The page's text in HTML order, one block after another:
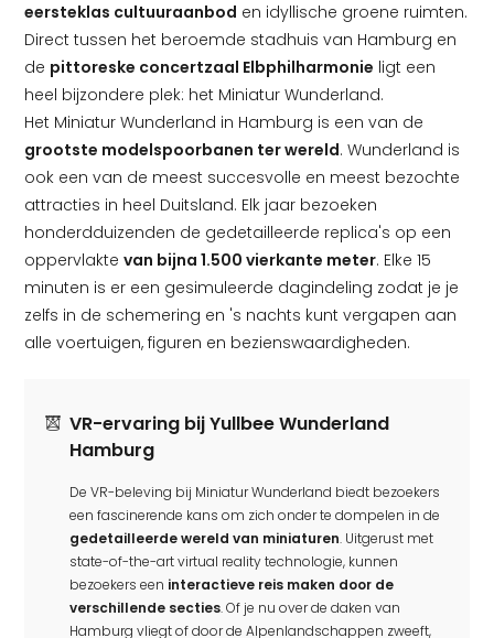
eersteklas cultuuraanbod en idyllische groene ruimten.
Direct tussen het beroemde stadhuis van Hamburg en
de pittoreske concertzaal Elbphilharmonie ligt een
heel bijzondere plek: het Miniatur Wunderland.
Het Miniatur Wunderland in Hamburg is een van de
grootste modelspoorbanen ter wereld. Wunderland is
ook een van de meest succesvolle en meest bezochte
attracties in heel Duitsland. Elk jaar bezoeken
honderdduizenden de gedetailleerde replica's op een
oppervlakte van bijna 1.500 vierkante meter. Elke 15
minuten is er een gesimuleerde dagindeling zodat je je
zelfs in de schemering en 's nachts kunt vergapen aan
alle voertuigen, figuren en bezienswaardigheden.
VR-ervaring bij Yullbee Wunderland
Hamburg
De VR-beleving bij Miniatur Wunderland biedt bezoekers
een fascinerende kans om zich onder te dompelen in de
gedetailleerde wereld van miniaturen. Uitgerust met
state-of-the-art virtual reality technologie, kunnen
bezoekers een interactieve reis maken door de
verschillende secties. Of je nu over de daken van
Hamburg vliegt of door de Alpenlandschappen zweeft,